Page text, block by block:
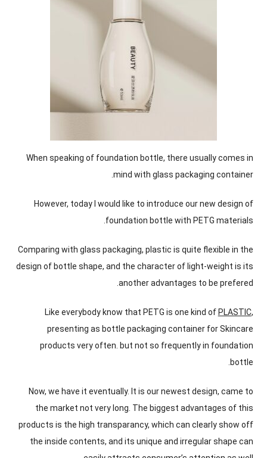
When speaking of foundation bottle, there usually comes in
mind with glass packaging container
.
However, today I would like to introduce our new design of
foundation bottle with PETG materials
.
Comparing with glass packaging, plastic is quite flexible in the
design of bottle shape, and the character of light-weight is its
another advantages to be prefered
.
Like everybody know that PETG is one kind of PLASTIC,
presenting as bottle packaging container for Skincare
products very often. but not so frequently in foundation
bottle
.
Now, we have it eventually. It is our newest design, came to
the market not very long. The biggest advantages of this
products is the high transparancy, which can clearly show off
the inside contents, and its unique and irregular shape can